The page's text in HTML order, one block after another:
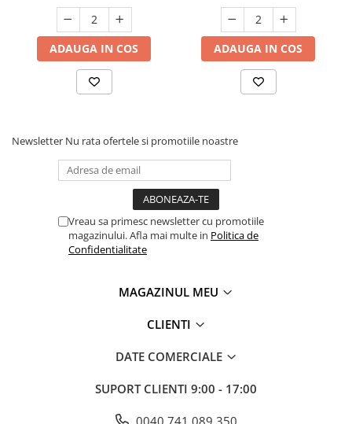
ADAUGA IN COS ADAUGA IN COS
Newsletter Nu rata ofertele si promotiile noastre
Vreau sa primesc newsletter cu promotiile
magazinului. Afla mai multe in Politica de
Confidentialitate
MAGAZINUL MEU
CLIENTI
DATE COMERCIALE
SUPORT CLIENTI 9:00 - 17:00
0040 741 089 350